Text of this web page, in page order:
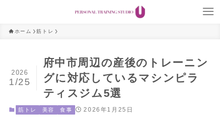
ホーム 筋トレ
府中市周辺の産後のトレーニン
グに対応しているマシンピラ
ティスジム5選
2026
1/25
筋トレ 美容 食事 2026年1月25日